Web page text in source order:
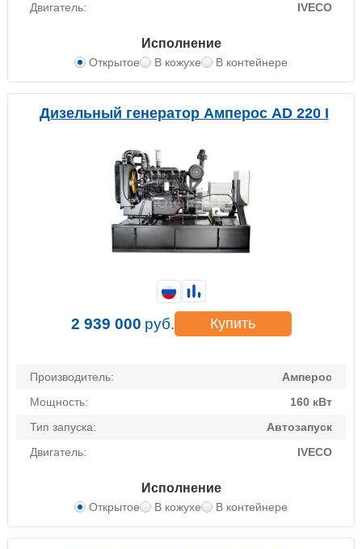
Двигатель:
IVECO
Исполнение
Открытое В кожухе В контейнере
Дизельный генератор Амперос AD 220 I
Производитель:
Амперос
Мощность:
160 кВт
Тип запуска:
Автозапуск
Двигатель:
IVECO
Исполнение
Открытое В кожухе В контейнере
2 939 000 руб. Купить